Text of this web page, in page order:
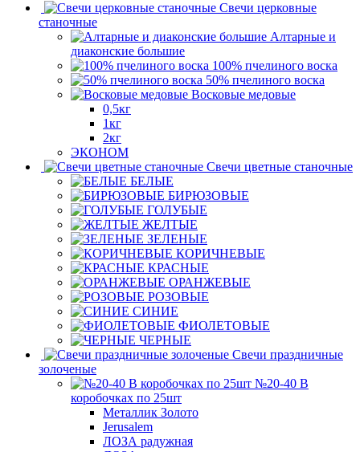
Свечи церковные
станочные
Алтарные и
диаконские большие
100% пчелиного воска
50% пчелиного воска
Восковые медовые
0,5кг
1кг
2кг
ЭКОНОМ
Свечи цветные станочные
БЕЛЫЕ
БИРЮЗОВЫЕ
ГОЛУБЫЕ
ЖЕЛТЫЕ
ЗЕЛЕНЫЕ
КОРИЧНЕВЫЕ
КРАСНЫЕ
ОРАНЖЕВЫЕ
РОЗОВЫЕ
СИНИЕ
ФИОЛЕТОВЫЕ
ЧЕРНЫЕ
Свечи праздничные
золоченые
№20-40 В
коробочках по 25шт
Металлик Золото
Jerusalem
ЛОЗА радужная